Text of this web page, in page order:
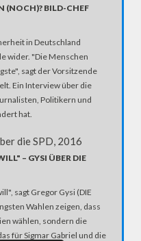
(NOCH)? BILD-CHEF
in Deutschland
wider. "Die Menschen
sagt der Vorsitzende
Ein Interview über die
Politikern und
hat.
– GYSI ÜBER DIE
sagt Gregor Gysi (DIE
Wahlen zeigen, dass
wählen, sondern die
für Sigmar Gabriel und die